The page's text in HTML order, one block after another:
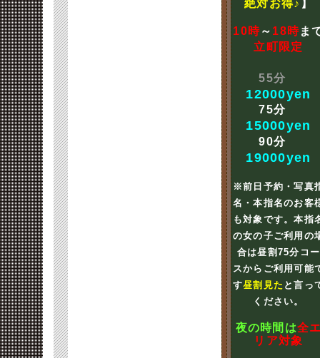
絶対お得♪ 】
10時～ 18時ま
立町限定
55分
12000yen
75分
15000yen
90分
19000yen
※前日予約・写真
名・本指名のお客
も対象です。本指
の女の子ご利用の
合は昼割75分コー
スからご利用可能
す昼割見た と言っ
ください。
夜の時間は全
リア対象